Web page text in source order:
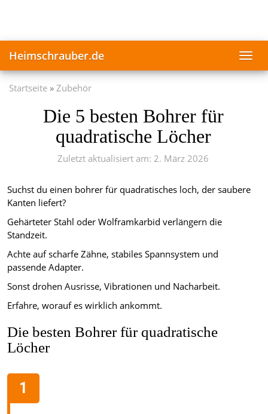
Heimschrauber.de
Startseite Zubehör
Die 5 besten Bohrer für
quadratische Löcher
Zuletzt aktualisiert am: 2. März 2026
Suchst du einen bohrer für quadratisches loch, der saubere
Kanten liefert?
Gehärteter Stahl oder Wolframkarbid verlängern die
Standzeit.
Achte auf scharfe Zähne, stabiles Spannsystem und
passende Adapter.
Sonst drohen Ausrisse, Vibrationen und Nacharbeit.
Erfahre, worauf es wirklich ankommt.
Die besten Bohrer für quadratische
Löcher